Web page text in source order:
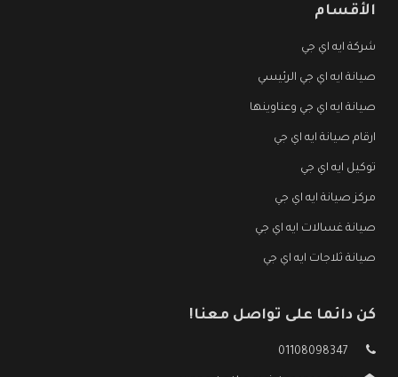
الأقسام
شركة ايه اي جي
صيانة ايه اي جي الرئيسي
صيانة ايه اي جي وعناوينها
ارقام صيانة ايه اي جي
توكيل ايه اي جي
مركز صيانة ايه اي جي
صيانة غسالات ايه اي جي
صيانة ثلاجات ايه اي جي
كن دائما على تواصل معنا!
01108098347